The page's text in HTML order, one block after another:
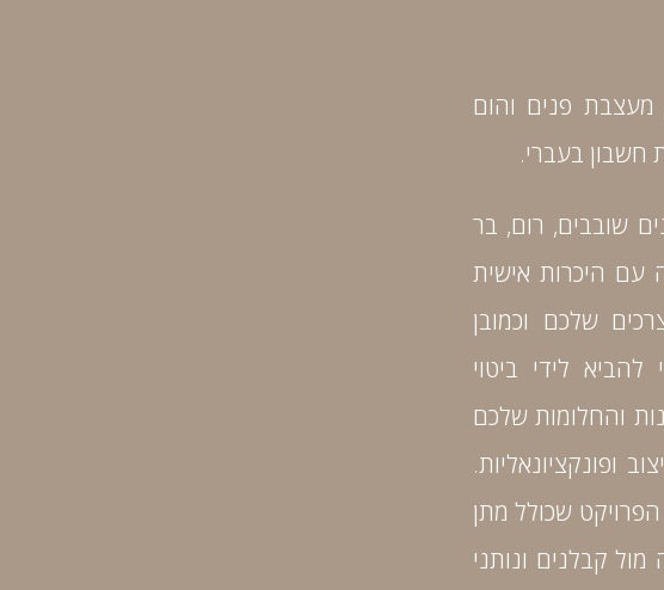
מעצבת פנים והום
שובבים, רום, בר
עם היכרות אישית
שלכם וכמובן
לידי ביטוי
והחלומות שלכם
ופונקציונאליות.
שכולל מתן
קבלנים ונותני